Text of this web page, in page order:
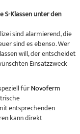
S-Klassen unter den
sind alarmierend, die
sind es ebenso. Wer
will, der entscheidet
Einsatzzweck
fürNovoferm
entsprechenden
kann direkt